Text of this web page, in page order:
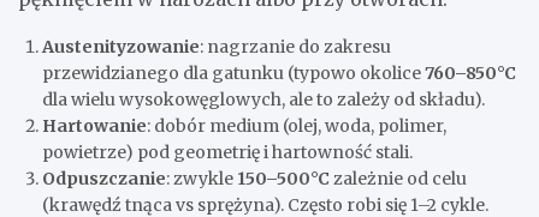
Austenityzowanie: nagrzanie do zakresu
przewidzianego dla gatunku (typowo okolice760–850°C
dla wielu wysokowęglowych, ale to zależy od składu).
Hartowanie: dobór medium (olej, woda, polimer,
powietrze) pod geometrię i hartowność stali.
Odpuszczanie: zwykle 150–500°C zależnie od celu
(krawędź tnąca vs sprężyna). Często robi się 1–2 cykle.